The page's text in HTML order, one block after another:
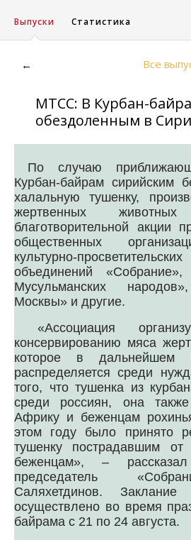
Выпуски Статистика
← Все
МТСС: В Курбан-
обездоленным в
По случаю
Курбан-байрам сирийским
халальную тушенку,
жертвенных
благотворительной акции
общественных
культурно-
объединений
Мусульманских
Москвы» и другие.
«Ассоциация
консервированию мяса
которое в дальнейшем
распределяется среди
того, что тушенка из
среди россиян, она
Африку и беженцам
этом году было принято
тушенку пострадавшим от
беженцам», –
председатель
Саляхетдинов.
осуществлено во время
байрама с 21 по 24 августа.